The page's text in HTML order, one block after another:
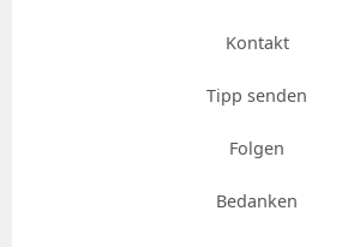
Kontakt
Tipp senden
Folgen
Bedanken